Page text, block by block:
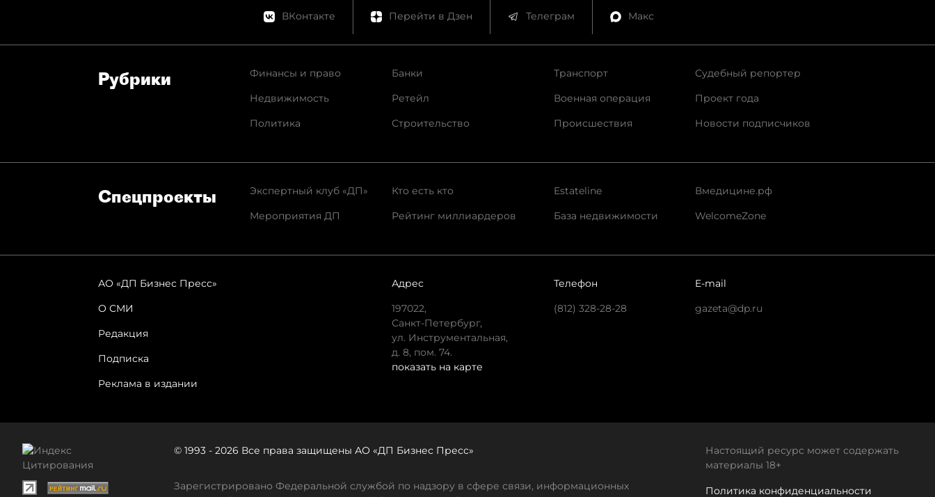
ВКонтакте Перейти в Дзен Телеграм Макс
Рубрики
Финансы и право
Недвижимость
Политика
Банки
Ретейл
Строительство
Транспорт
Военная операция
Происшествия
Судебный репортер
Проект года
Новости подписчиков
Спец­проекты
Экспертный клуб «ДП»
Мероприятия ДП
Кто есть кто
Рейтинг миллиардеров
Estateline
База недвижимости
Вмедицине.рф
WelcomeZone
АО «ДП Бизнес Пресс»
О СМИ
Редакция
Подписка
Реклама в издании
Адрес
197022,
Санкт-Петербург,
ул. Инструментальная,
д. 8, пом. 74.
показать на карте
Телефон
(812) 328-28-28
E-mail
gazeta@dp.ru
© 1993 - 2026 Все права защищены АО «ДП Бизнес Пресс»
Зарегистрировано Федеральной службой по надзору в сфере связи, информационных
Настоящий ресурс может содержать
материалы 18+
Политика конфиденциальности